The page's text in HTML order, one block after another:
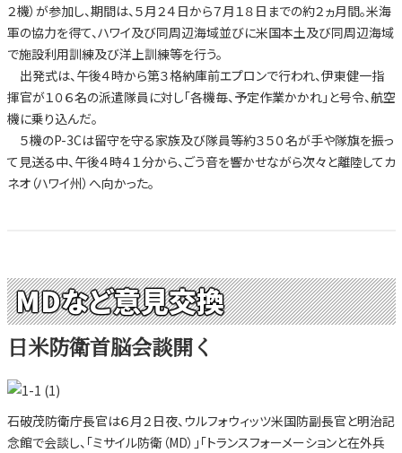
２機）が参加し、期間は、５月２４日から７月１８日までの約２ヵ月間。米海
軍の協力を得て、ハワイ及び同周辺海域並びに米国本土及び同周辺海域
で施設利用訓練及び洋上訓練等を行う。
出発式は、午後４時から第３格納庫前エプロンで行われ、伊東健一指
揮官が１０６名の派遣隊員に対し「各機毎、予定作業かかれ」と号令、航空
機に乗り込んだ。
５機のP-3Cは留守を守る家族及び隊員等約３５０名が手や隊旗を振っ
て見送る中、午後４時４１分から、ごう音を響かせながら次々と離陸してカ
ネオ（ハワイ州）へ向かった。
MDなど意見交換
日米防衛首脳会談開く
石破茂防衛庁長官は６月２日夜、ウルフォウィッツ米国防副長官と明治記
念館で会談し、「ミサイル防衛（MD）」「トランスフォーメーションと在外兵